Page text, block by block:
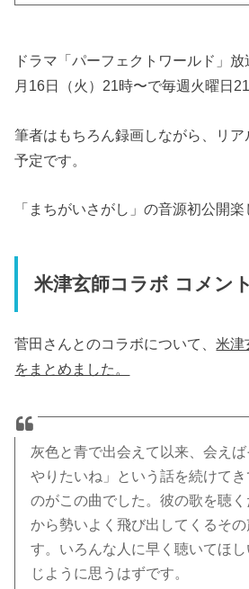
ドラマ「パーフェクトワールド」
月16日（火）21時〜で毎週火曜日
筆者はもちろん録画しながら、リ
予定です。
「まちがいさがし」の音源初公開楽
米津玄師コラボ コメント
菅田さんとのコラボについて、米津
をまとめました。
灰色と青で出会えて以来、会え
やりたいね」という話を続けて
のがこの曲でした。彼の歌を聴
から勢いよく飛び出してくるその
す。いろんな人に早く聴いてほ
じように思うはずです。